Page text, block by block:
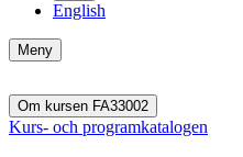
English
Meny
Om kursen FA33002
Kurs- och programkatalogen